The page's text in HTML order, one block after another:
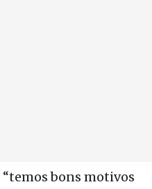
bons motivos